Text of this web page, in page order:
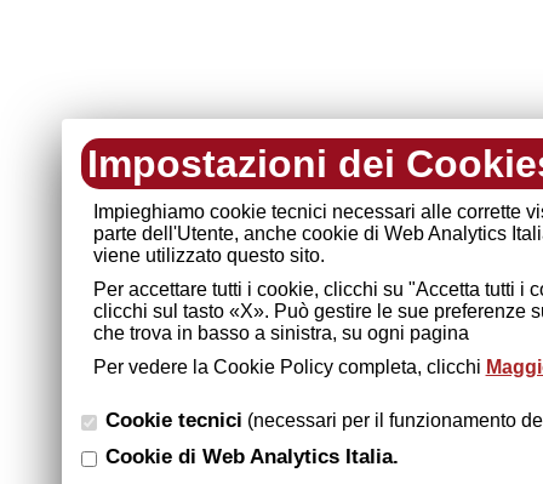
Impostazioni dei
Impieghiamo cookie tecnici necessari alle corrette
parte dell'Utente, anche cookie di Web Analytics
viene utilizzato questo sito.
Per accettare tutti i cookie, clicchi su "Accetta tutti
clicchi sul tasto «X». Può gestire le sue preferenze
che trova in basso a sinistra, su ogni pagina
Per vedere la Cookie Policy completa, clicchi
Cookie tecnici (necessari per il funzionamento
Cookie di Web Analytics Italia.